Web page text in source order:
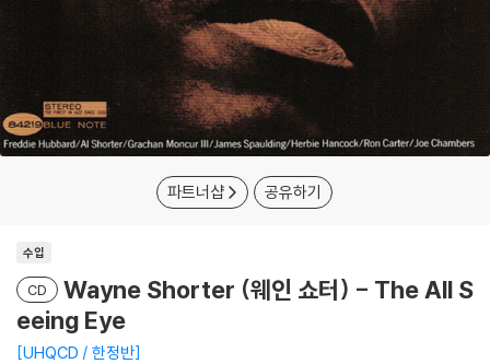
파트너샵 공유하기
수입
CD
Wayne Shorter (웨인 쇼터) - The All S
eeing Eye
UHQCD / 한정반